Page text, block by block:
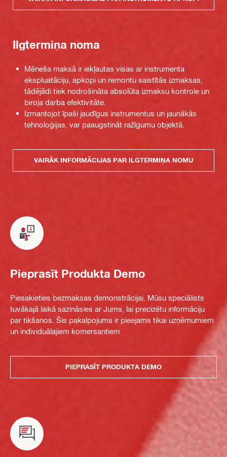
Ilgtermiņa noma
Mēneša maksā ir iekļautas visas ar instrumenta
ekspluatāciju, apkopi un remontu saistītās izmaksas,
tādējādi tiek nodrošināta absolūta izmaksu kontrole un
biroja darba efektivitāte.
Izmantojot īpaši jaudīgus instrumentus un jaunākās
tehnoloģijas, var paaugstināt ražīgumu objektā.
VAIRĀK INFORMĀCIJAS PAR ILGTERMIŅA NOMU
Pieprasīt Produkta Demo
Piesakieties bezmaksas demonstrācijai. Mūsu speciālists
tuvākajā laikā sazināsies ar Jums, lai precizētu informāciju
par tikšanos. Šis pakalpojums ir pieejams tikai uzņēmumiem
un individuālajiem komersantiem.
PIEPRASĪT PRODUKTA DEMO